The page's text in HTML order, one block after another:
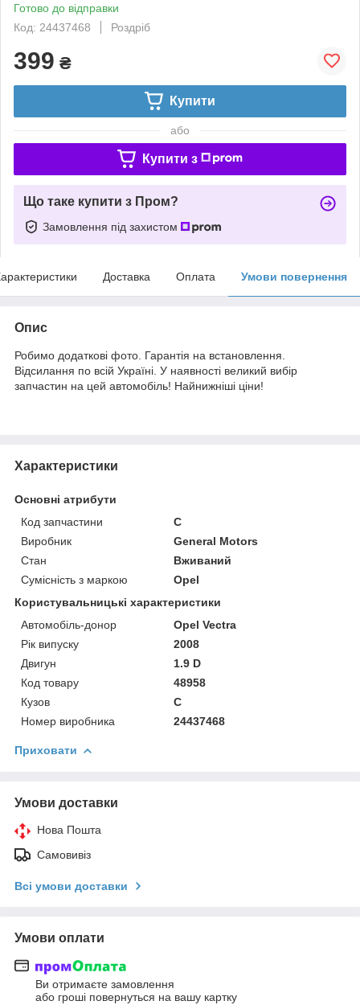
Готово до відправки
Код: 24437468
Роздріб
399 ₴
Купити
або
Купити з
Що таке купити з Пром?
Замовлення під захистом
Доставка Оплата Умови повернення
Опис
Робимо додаткові фото. Гарантія на встановлення.
Відсилання по всій Україні. У наявності великий вибір
запчастин на цей автомобіль! Найнижніші ціни!
Характеристики
Основні атрибути
Код запчастини
C
Виробник
General Motors
Стан
Вживаний
Сумісність з маркою
Opel
Користувальницькі характеристики
Автомобіль-донор
Opel Vectra
Рік випуску
2008
Двигун
1.9 D
Код товару
48958
Кузов
C
Номер виробника
24437468
Приховати
Умови доставки
Нова Пошта
Самовивіз
Всі умови доставки
Умови оплати
Ви отримаєте замовлення
або гроші повернуться на вашу картку